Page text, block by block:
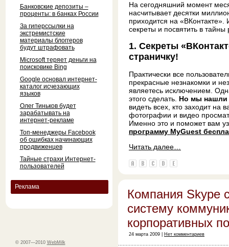
Банковские депозиты –
проценты: в банках России
За гиперссылки на
экстремистские
материалы блоггеров
будут штрафовать
Microsoft теряет деньги на
поисковике Bing
Google основал интернет-
каталог исчезающих
языков
Олег Тиньков будет
зарабатывать на
интернет-рекламе
Топ-менеджеры Facebook
об ошибках начинающих
продвиженцев
Тайные страхи Интернет-
пользователей
Реклама
© 2007—2010 WebMilk
На сегодняшний момент
насчитывает десятки
приходится на
секреты и посвятить в
1. Секреты
страничку!
Практически все
прекрасные незнакомки и
являетесь исключением.
этого сделать. Но мы
видеть всех, кто заходит на
фотографии и видео
Именно это и поможет вам
программу MyGuest
Читать далее…
Компания Skype
систему
корпоративных
24 марта 2009 | Нет комментариев